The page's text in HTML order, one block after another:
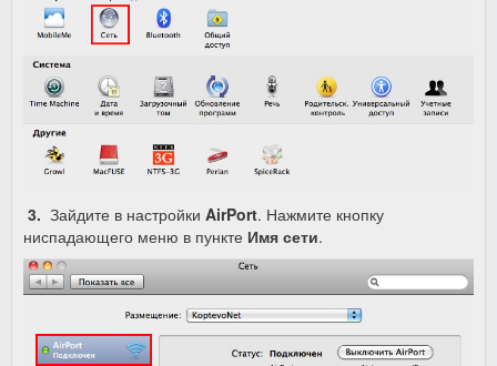
3. Зайдите в настройки AirPort. Нажмите кнопку
ниспадающего меню в пункте Имя сети.